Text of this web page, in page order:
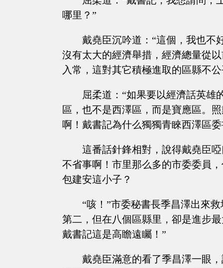
哪里？”
戴堯臣沉吟道：“這個，我也不
沒有太大的經濟舉措，經濟總量從
入常，這對其它積極進取的區縣不
屈柔道：“如果要以經濟話英雄
區，也不是西澤區，而是寶應區。
啊！戴書記為什么獨獨青睞西澤區
這番話針鋒相對，說得戴堯臣
不省事啊！市里那么多的市委委員
包建安這小子？
“咳！”市委秘書長季昌澤出來
第二，但在八個區縣里，卻是進步
戴書記這是高瞻遠矚！”
戴堯臣滿意的看了季昌澤一眼